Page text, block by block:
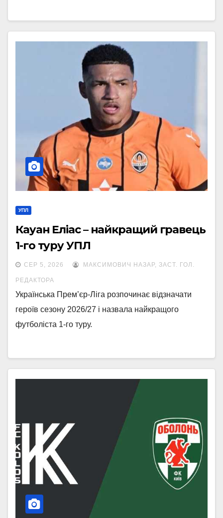
УПЛ
Кауан Еліас – найкращий гравець
1-го туру УПЛ
СЕР 5, 2026 МАКСИМОВИЧ НАЗАР, ЗАСТ. ГОЛ.
РЕДАКТОРА
Українська Прем’єр-Ліга розпочинає відзначати
героїв сезону 2026/27 і назвала найкращого
футболіста 1-го туру.